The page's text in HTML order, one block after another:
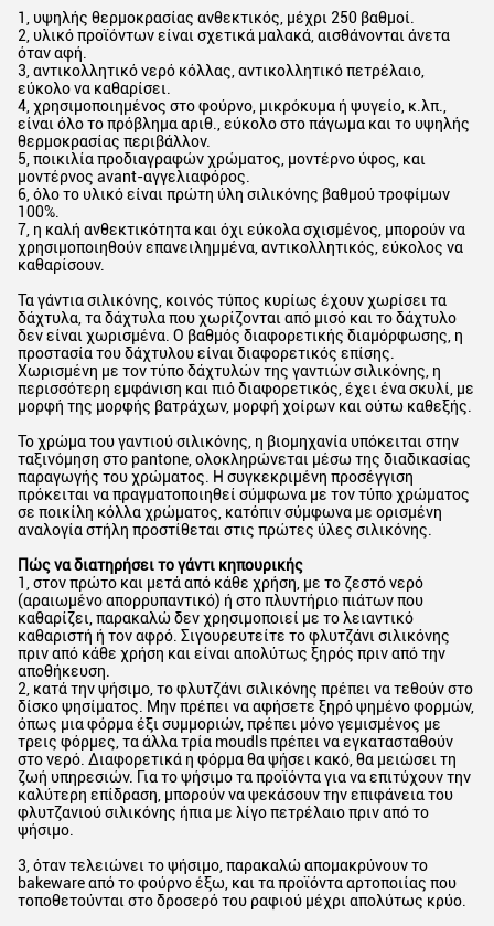
1, υψηλής θερμοκρασίας ανθεκτικός, μέχρι 250 βαθμοί.
2, υλικό προϊόντων είναι σχετικά μαλακά, αισθάνονται άνετα
όταν αφή.
3, αντικολλητικό νερό κόλλας, αντικολλητικό πετρέλαιο,
εύκολο να καθαρίσει.
4, χρησιμοποιημένος στο φούρνο, μικρόκυμα ή ψυγείο, κ.λπ.,
είναι όλο το πρόβλημα αριθ., εύκολο στο πάγωμα και το υψηλής
θερμοκρασίας περιβάλλον.
5, ποικιλία προδιαγραφών χρώματος, μοντέρνο ύφος, και
μοντέρνος avant-αγγελιαφόρος.
6, όλο το υλικό είναι πρώτη ύλη σιλικόνης βαθμού τροφίμων
100%.
7, η καλή ανθεκτικότητα και όχι εύκολα σχισμένος, μπορούν να
χρησιμοποιηθούν επανειλημμένα, αντικολλητικός, εύκολος να
καθαρίσουν.
Τα γάντια σιλικόνης, κοινός τύπος κυρίως έχουν χωρίσει τα
δάχτυλα, τα δάχτυλα που χωρίζονται από μισό και το δάχτυλο
δεν είναι χωρισμένα. Ο βαθμός διαφορετικής διαμόρφωσης, η
προστασία του δάχτυλου είναι διαφορετικός επίσης.
Χωρισμένη με τον τύπο δάχτυλών της γαντιών σιλικόνης, η
περισσότερη εμφάνιση και πιό διαφορετικός, έχει ένα σκυλί, με
μορφή της μορφής βατράχων, μορφή χοίρων και ούτω καθεξής.
Το χρώμα του γαντιού σιλικόνης, η βιομηχανία υπόκειται στην
ταξινόμηση στο pantone, ολοκληρώνεται μέσω της διαδικασίας
παραγωγής του χρώματος. Η συγκεκριμένη προσέγγιση
πρόκειται να πραγματοποιηθεί σύμφωνα με τον τύπο χρώματος
σε ποικίλη κόλλα χρώματος, κατόπιν σύμφωνα με ορισμένη
αναλογία στήλη προστίθεται στις πρώτες ύλες σιλικόνης.
Πώς να διατηρήσει το γάντι κηπουρικής
1, στον πρώτο και μετά από κάθε χρήση, με το ζεστό νερό
(αραιωμένο απορρυπαντικό) ή στο πλυντήριο πιάτων που
καθαρίζει, παρακαλώ δεν χρησιμοποιεί με το λειαντικό
καθαριστή ή τον αφρό. Σιγουρευτείτε το φλυτζάνι σιλικόνης
πριν από κάθε χρήση και είναι απολύτως ξηρός πριν από την
αποθήκευση.
2, κατά την ψήσιμο, το φλυτζάνι σιλικόνης πρέπει να τεθούν στο
δίσκο ψησίματος. Μην πρέπει να αφήσετε ξηρό ψημένο φορμών,
όπως μια φόρμα έξι συμμοριών, πρέπει μόνο γεμισμένος με
τρεις φόρμες, τα άλλα τρία moudls πρέπει να εγκατασταθούν
στο νερό. Διαφορετικά η φόρμα θα ψήσει κακό, θα μειώσει τη
ζωή υπηρεσιών. Για το ψήσιμο τα προϊόντα για να επιτύχουν την
καλύτερη επίδραση, μπορούν να ψεκάσουν την επιφάνεια του
φλυτζανιού σιλικόνης ήπια με λίγο πετρέλαιο πριν από το
ψήσιμο.
3, όταν τελειώνει το ψήσιμο, παρακαλώ απομακρύνουν το
bakeware από το φούρνο έξω, και τα προϊόντα αρτοποιίας που
τοποθετούνται στο δροσερό του ραφιού μέχρι απολύτως κρύο.